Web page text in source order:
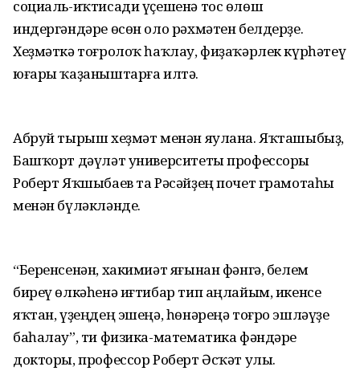
социаль-иҡтисади үҫешенә тос өлөш
индергәндәре өсөн оло рәхмәтен белдерҙе.
Хеҙмәткә тоғролоҡ һаҡлау, фиҙаҡәрлек күрһәтеү
юғары ҡаҙаныштарға илтә.
Абруй тырыш хеҙмәт менән яулана. Яҡташыбыҙ,
Башҡорт дәүләт университеты профессоры
Роберт Яҡшыбаев та Рәсәйҙең почет грамотаһы
менән бүләкләнде.
“Беренсенән, хакимиәт яғынан фәнгә, белем
биреү өлкәһенә иғтибар тип аңлайым, икенсе
яҡтан, үҙеңдең эшеңә, һөнәреңә тоғро эшләүҙе
баһалау”, ти физика-математика фәндәре
докторы, профессор Роберт Әсҡәт улы.